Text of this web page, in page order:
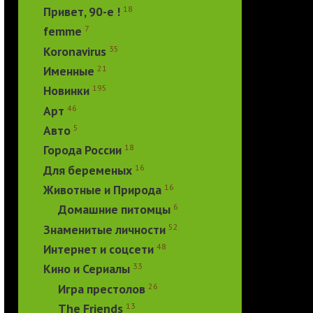
Привет, 90-е ! 18
femme 7
Koronavirus 35
Именные 21
Новинки 195
Арт 46
Авто 5
Города России 18
Для беременых 16
Животные и Природа 16
Домашние питомцы 6
Знаменитые личности 52
Интернет и соцсети 48
Кино и Сериалы 33
Игра престолов 26
The Friends 13